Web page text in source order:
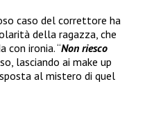
caso del correttore ha
della ragazza, che
con ironia. “Non riesco
lasciando ai make up
al mistero di quel